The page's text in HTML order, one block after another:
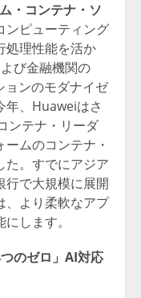
・コンテナ・ソ
ンピューティング
処理性能を活か
び金融機関の
ョンのモダナイゼ
年、Huaweiはさ
ンテナ・リーダ
ムのコンテナ・
た。すでにアジア
行で大規模に展開
、より柔軟なアプ
します。
のゼロ」AI対応